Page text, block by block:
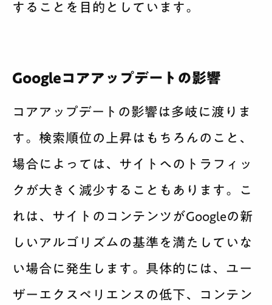
することを目的としています。
Googleコアアップデートの影響
コアアップデートの影響は多岐に渡りま
す。検索順位の上昇はもちろんのこと、
場合によっては、サイトへのトラフィッ
クが大きく減少することもあります。こ
れは、サイトのコンテンツがGoogleの新
しいアルゴリズムの基準を満たしていな
い場合に発生します。具体的には、ユー
ザーエクスペリエンスの低下、コンテン